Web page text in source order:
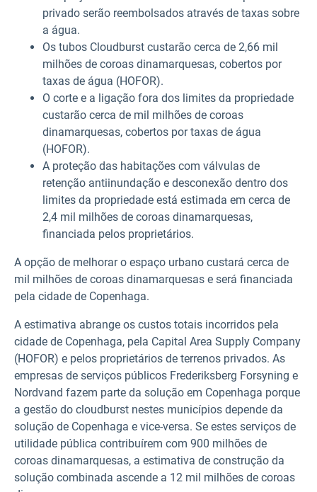
privado serão reembolsados através de taxas sobre
a água.
Os tubos Cloudburst custarão cerca de 2,66 mil
milhões de coroas dinamarquesas, cobertos por
taxas de água (HOFOR).
O corte e a ligação fora dos limites da propriedade
custarão cerca de mil milhões de coroas
dinamarquesas, cobertos por taxas de água
(HOFOR).
A proteção das habitações com válvulas de
retenção antiinundação e desconexão dentro dos
limites da propriedade está estimada em cerca de
2,4 mil milhões de coroas dinamarquesas,
financiada pelos proprietários.
A opção de melhorar o espaço urbano custará cerca de
mil milhões de coroas dinamarquesas e será financiada
pela cidade de Copenhaga.
A estimativa abrange os custos totais incorridos pela
cidade de Copenhaga, pela Capital Area Supply Company
(HOFOR) e pelos proprietários de terrenos privados. As
empresas de serviços públicos Frederiksberg Forsyning e
Nordvand fazem parte da solução em Copenhaga porque
a gestão do cloudburst nestes municípios depende da
solução de Copenhaga e vice-versa. Se estes serviços de
utilidade pública contribuírem com 900 milhões de
coroas dinamarquesas, a estimativa de construção da
solução combinada ascende a 12 mil milhões de coroas